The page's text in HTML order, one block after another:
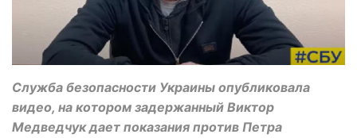
Служба безопасности Украины опубликовала
видео, на котором задержанный Виктор
Медведчук дает показания против Петра